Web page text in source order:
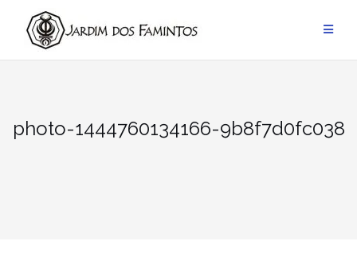
conteúdo
photo-1444760134166-9b8f7d0fc038